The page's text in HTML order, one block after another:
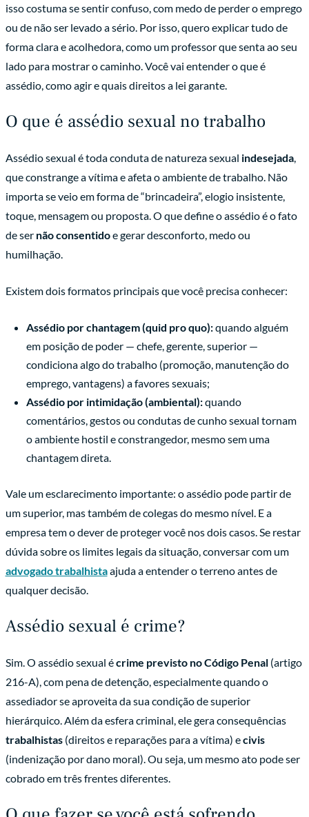
isso costuma se sentir confuso, com medo de perder o emprego
ou de não ser levado a sério. Por isso, quero explicar tudo de
forma clara e acolhedora, como um professor que senta ao seu
lado para mostrar o caminho. Você vai entender o que é
assédio, como agir e quais direitos a lei garante.
O que é assédio sexual no trabalho
Assédio sexual é toda conduta de natureza sexual indesejada,
que constrange a vítima e afeta o ambiente de trabalho. Não
importa se veio em forma de “brincadeira”, elogio insistente,
toque, mensagem ou proposta. O que define o assédio é o fato
de ser não consentidoe gerar desconforto, medo ou
humilhação.
Existem dois formatos principais que você precisa conhecer:
Assédio por chantagem (quid pro quo):quando alguém
em posição de poder — chefe, gerente, superior —
condiciona algo do trabalho (promoção, manutenção do
emprego, vantagens) a favores sexuais;
Assédio por intimidação (ambiental):quando
comentários, gestos ou condutas de cunho sexual tornam
o ambiente hostil e constrangedor, mesmo sem uma
chantagem direta.
Vale um esclarecimento importante: o assédio pode partir de
um superior, mas também de colegas do mesmo nível. E a
empresa tem o dever de proteger você nos dois casos. Se restar
dúvida sobre os limites legais da situação, conversar com um
advogado trabalhistaajuda a entender o terreno antes de
qualquer decisão.
Assédio sexual é crime?
Sim. O assédio sexual écrime previsto no Código Penal(artigo
216-A), com pena de detenção, especialmente quando o
assediador se aproveita da sua condição de superior
hierárquico. Além da esfera criminal, ele gera consequências
trabalhistas(direitos e reparações para a vítima) ecivis
(indenização por dano moral). Ou seja, um mesmo ato pode ser
cobrado em três frentes diferentes.